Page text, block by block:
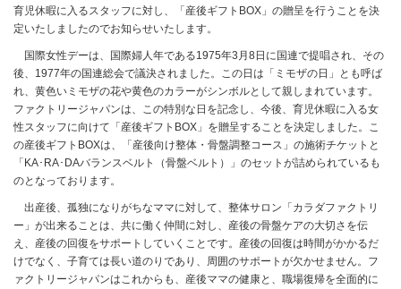
育児休暇に入るスタッフに対し、「産後ギフトBOX」の贈呈を行うことを決
定いたしましたのでお知らせいたします。
国際女性デーは、国際婦人年である1975年3月8日に国連で提唱され、その
後、1977年の国連総会で議決されました。この日は「ミモザの日」とも呼ば
れ、黄色いミモザの花や黄色のカラーがシンボルとして親しまれています。
ファクトリージャパンは、この特別な日を記念し、今後、育児休暇に入る女
性スタッフに向けて「産後ギフトBOX」を贈呈することを決定しました。こ
の産後ギフトBOXは、「産後向け整体・骨盤調整コース」の施術チケットと
「KA･RA･DAバランスベルト（骨盤ベルト）」のセットが詰められているも
のとなっております。
出産後、孤独になりがちなママに対して、整体サロン「カラダファクトリ
ー」が出来ることは、共に働く仲間に対し、産後の骨盤ケアの大切さを伝
え、産後の回復をサポートしていくことです。産後の回復は時間がかかるだ
けでなく、子育ては長い道のりであり、周囲のサポートが欠かせません。フ
ァクトリージャパンはこれからも、産後ママの健康と、職場復帰を全面的に